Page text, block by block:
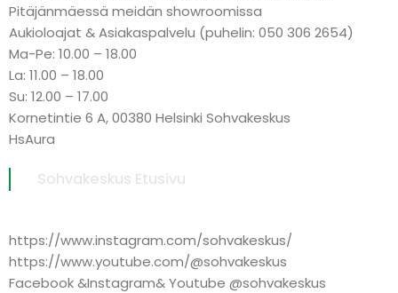
Pitäjänmäessä meidän showroomissa
Aukioloajat & Asiakaspalvelu (puhelin: 050 306 2654)
Ma-Pe: 10.00 – 18.00
La: 11.00 – 18.00
Su: 12.00 – 17.00
Kornetintie 6 A, 00380 Helsinki Sohvakeskus
HsAura
Sohvakeskus Etusivu
https://www.instagram.com/sohvakeskus/
https://www.youtube.com/@sohvakeskus
Facebook &Instagram& Youtube @sohvakeskus